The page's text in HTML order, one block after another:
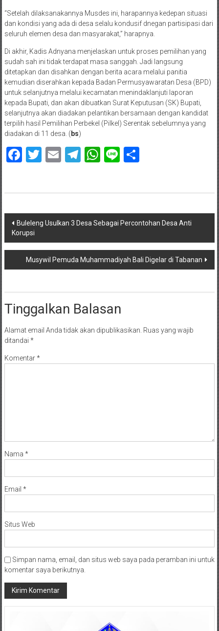
“Setelah dilaksanakannya Musdes ini, harapannya kedepan situasi
dan kondisi yang ada di desa selalu kondusif dnegan partisipasi dari
seluruh elemen desa dan masyarakat,” harapnya.
Di akhir, Kadis Adnyana menjelaskan untuk proses pemilihan yang
sudah sah ini tidak terdapat masa sanggah. Jadi langsung
ditetapkan dan disahkan dengan berita acara melalui panitia
kemudian diserahkan kepada Badan Permusyawaratan Desa (BPD)
untuk selanjutnya melalui kecamatan menindaklanjuti laporan
kepada Bupati, dan akan dibuatkan Surat Keputusan (SK) Bupati,
selanjutnya akan diadakan pelantikan bersamaan dengan kandidat
terpilih hasil Pemilihan Perbekel (Pilkel) Serentak sebelumnya yang
diadakan di 11 desa. ( bs)
Facebook
Twitter
EmailTelegram
WhatsApp
LineShare
Navigasi
pos
Buleleng Usulkan 3 Desa Sebagai Percontohan Desa Anti
Korupsi
Musywil Pemuda Muhammadiyah Bali Digelar di Tabanan
Tinggalkan Balasan
Alamat email Anda tidak akan dipublikasikan. Ruas yang wajib
ditandai *
Komentar*
Nama *
Email *
Situs Web
Simpan nama, email, dan situs web saya pada peramban ini untuk
komentar saya berikutnya.